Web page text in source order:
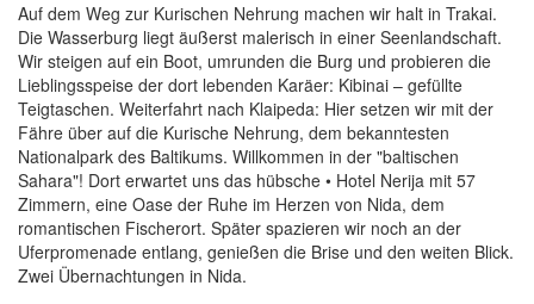
Auf dem Weg zur Kurischen Nehrung machen wir halt in Trakai.
Die Wasserburg liegt äußerst malerisch in einer Seenlandschaft.
Wir steigen auf ein Boot, umrunden die Burg und probieren die
Lieblingsspeise der dort lebenden Karäer: Kibinai – gefüllte
Teigtaschen. Weiterfahrt nach Klaipeda: Hier setzen wir mit der
Fähre über auf die Kurische Nehrung, dem bekanntesten
Nationalpark des Baltikums. Willkommen in der "baltischen
Sahara"! Dort erwartet uns das hübsche • Hotel Nerija mit 57
Zimmern, eine Oase der Ruhe im Herzen von Nida, dem
romantischen Fischerort. Später spazieren wir noch an der
Uferpromenade entlang, genießen die Brise und den weiten Blick.
Zwei Übernachtungen in Nida.